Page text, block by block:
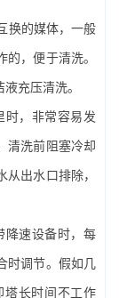
换的媒体，一般
，便于清洗。
充压清洗。
，非常容易发
清洗前阻塞冷却
出水口排除，
速设备时，每
时调节。假如几
塔长时间不工作